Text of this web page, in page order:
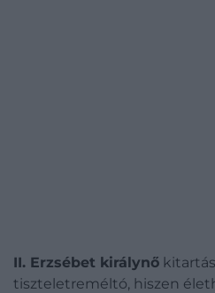
II. Erzsébet királynő
tiszteletreméltó, hiszen